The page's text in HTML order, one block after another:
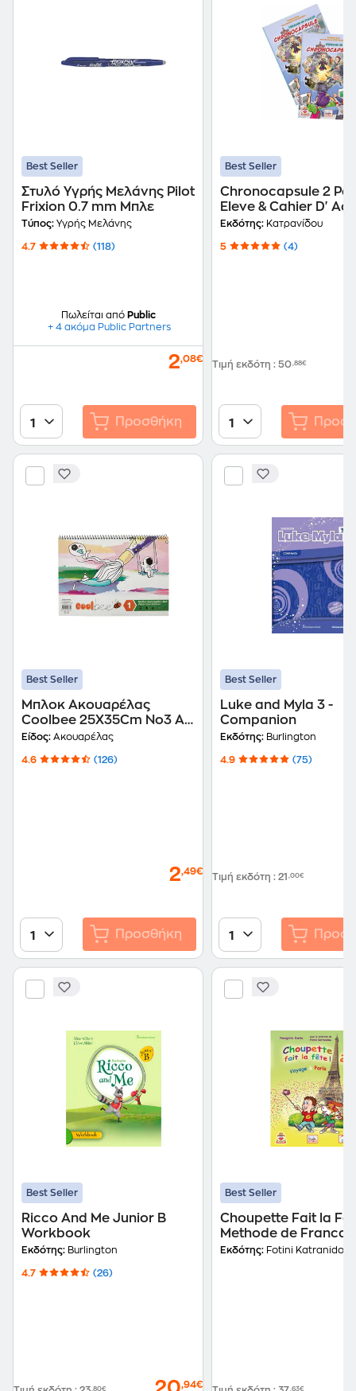
Best Seller
Στυλό Υγρής Μελάνης Pilot
Frixion 0.7 mm Μπλε
Τύπος: Υγρής Μελάνης
4.7 (118)
Πωλείται από Public
+ 4 ακόμα Public Partners
2,08€
1 Προσθήκη
Best Seller
Chronocapsule 2
Eleve & Cahier D'
Εκδότης: Κατρανίδου
5 (4)
Τιμή εκδότη : 50,88€
1
Best Seller
Μπλοκ Ακουαρέλας
Coolbee 25X35Cm No3 A4
12 Φύλλων
Είδος: Ακουαρέλας
4.6 (126)
2,49€
1 Προσθήκη
Best Seller
Luke and Myla 3 -
Companion
Εκδότης: Burlington
4.9 (75)
Τιμή εκδότη : 21,00€
1
Best Seller
Ricco And Me Junior B
Workbook
Εκδότης: Burlington
4.7 (26)
,80€ ,94€
Best Seller
Choupette Fait la
Methode de Francais
(Βιβλίο Μαθητή)
Εκδότης: Fotini Katranidou
,63€